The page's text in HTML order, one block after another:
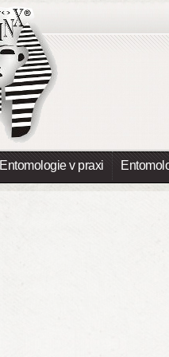
Entomologie v praxi